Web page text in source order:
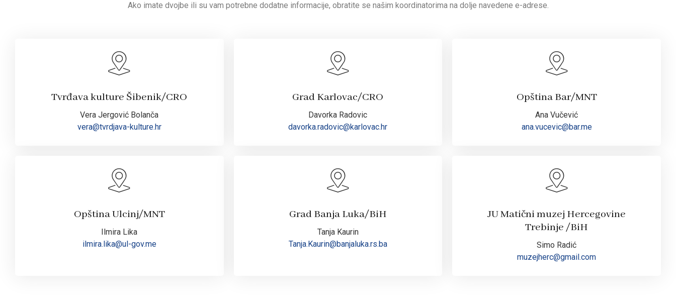
Ako imate dvojbe ili su vam potrebne dodatne informacije, obratite se našim koordinatorima na dolje navedene e-adrese.
Tvrđava kulture Šibenik/CRO
Vera Jergović Bolanča
vera@tvrdjava-kulture.hr
Grad Karlovac/CRO
Davorka Radovic
davorka.radovic@karlovac.hr
Opština Bar/MNT
Ana Vučević
ana.vucevic@bar.me
Opština Ulcinj/MNT
Ilmira Lika
ilmira.lika@ul-gov.me
Grad Banja Luka/BiH
Tanja Kaurin
Tanja.Kaurin@banjaluka.rs.ba
JU Matični muzej Hercegovine
Trebinje /BiH
Simo Radić
muzejherc@gmail.com